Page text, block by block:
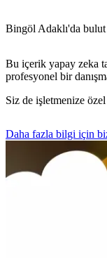
Bingöl Adaklı'da
Bu içerik yapay zeka
profesyonel bir
Siz de işletmenize
Daha fazla bilgi için